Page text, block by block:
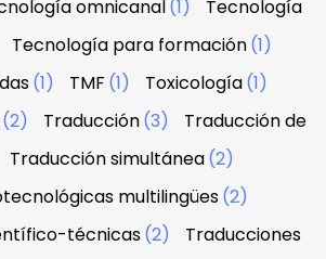
omnicanal(1)
Tecnología
Tecnología para formación(1)
(1) TMF (1) Toxicología(1)
(2) Traducción(3)
Traducción de
Traducción simultánea(2)
multilingües(2)
técnicas(2)
Traducciones